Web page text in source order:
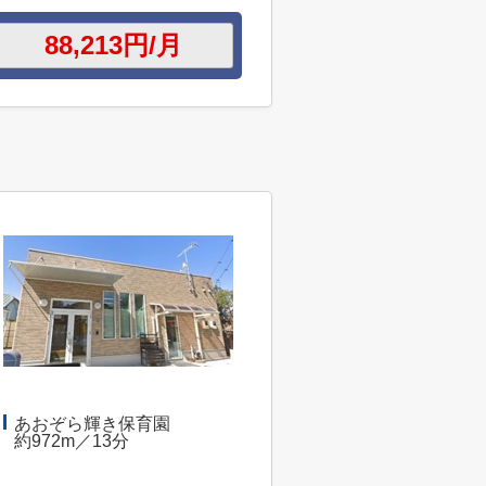
あおぞら輝き保育園
約972m／13分